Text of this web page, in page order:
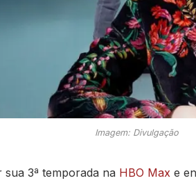
Imagem: Divulgação
3ª temporada na HBO Max e